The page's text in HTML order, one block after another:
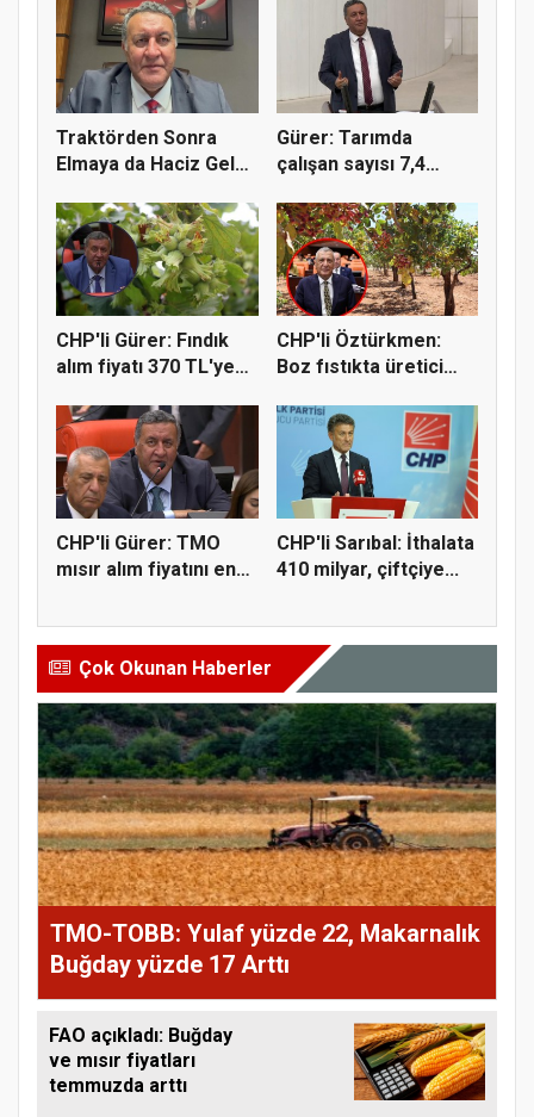
Traktörden Sonra
Elmaya da Haciz Geldi!
Gürer: Tarımda
çalışan sayısı 7,4
CHP'li Gürer: Fındık
alım fiyatı 370 TL'ye
CHP'li Öztürkmen:
Boz fıstıkta üretici
CHP'li Gürer: TMO
mısır alım fiyatını en
CHP'li Sarıbal: İthalata
410 milyar, çiftçiye...
Çok Okunan Haberler
TMO-TOBB: Yulaf yüzde 22, Makarnalık
Buğday yüzde 17 Arttı
FAO açıkladı: Buğday
ve mısır fiyatları
temmuzda arttı